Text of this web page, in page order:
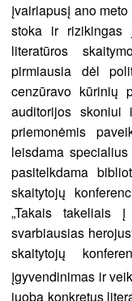
įvairiapusį ano
stoka ir rizikingas
literatūros
pirmiausia dėl
cenzūravo kūrinių
auditorijos skoniui
priemonėmis
leisdama
pasitelkdama
skaitytojų
„Takais takeliais
svarbiausias
skaitytojų
įgyvendinimas ir
juoba konkretus